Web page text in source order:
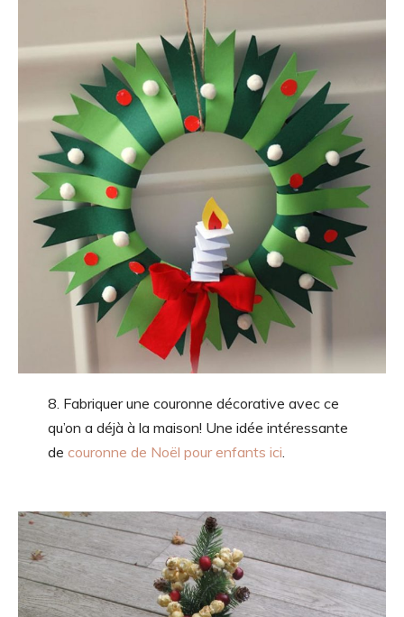
8. Fabriquer une couronne décorative avec ce
qu’on a déjà à la maison! Une idée intéressante
de couronne de Noël pour enfants ici.